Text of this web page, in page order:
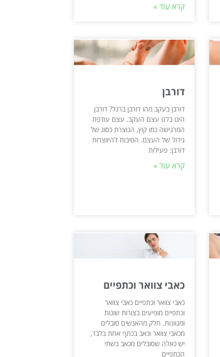
קרא עוד »
דורבן
דורבן בעקב מהו דורבן ברגל? דורבן
הינו בלט עצם העקב. עצם עודפת
המרגישה כמו קוץ, הנוצרת כסוג של
גידול של העצם. הסיבות להיווצרות
דורבן: פעילות
קרא עוד »
כאבי צוואר וכתפיים
כאבי צוואר וכתפיים כאבי צוואר
וכתפיים מופיעים בצורות שונות
ומגוונות. חלק מהאנשים סובלים
מכאבי צוואר וכאב בכתף אחת בלבד,
יש כאלה שסובלים מכאב בשתי
הכתפיים